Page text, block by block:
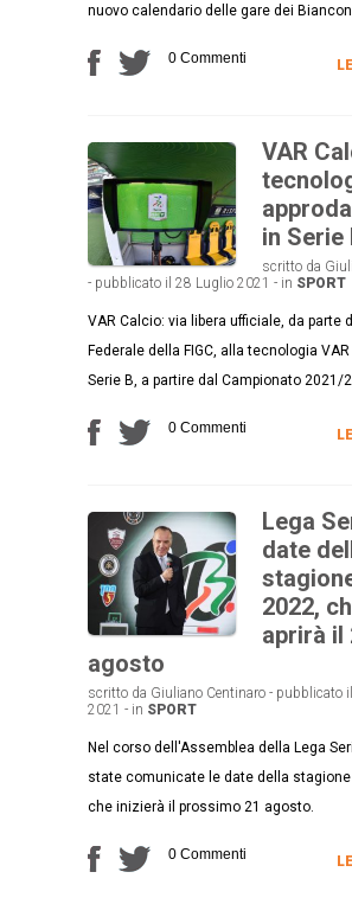
nuovo calendario delle gare dei
0 Commenti
VAR
in Serie
scritto da
- pubblicato il 28 Luglio 2021 - in SPORT
VAR Calcio: via libera ufficiale, da parte
Federale della FIGC, alla tecnologia
Serie B, a partire dal Campionato 2021/
0 Commenti
Lega
date
2022,
aprirà il
agosto
scritto da Giuliano Centinaro - pubblicato
2021 - in SPORT
Nel corso dell'Assemblea della Lega
state comunicate le date della stagione
che inizierà il prossimo 21 agosto.
0 Commenti